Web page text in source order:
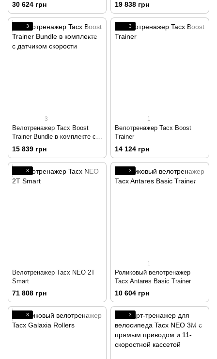
30 624 грн 19 838 грн
3
3
Велотренажер Tacx Boost
Trainer Bundle в комплекте с
датчиком скорости
15 839 грн
3
1
Велотренажер Tacx Boost
Trainer
14 124 грн
3
Велотренажер Tacx NEO 2T
Smart
71 808 грн
3
1
Роликовый велотренажер
Tacx Antares Basic Trainer
10 604 грн
3 3